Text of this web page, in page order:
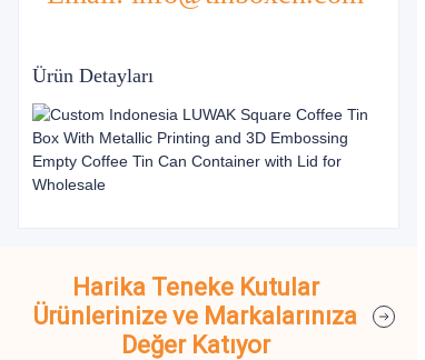
Ürün Detayları
Harika Teneke Kutular
Ürünlerinize ve Markalarınıza
Değer Katıyor